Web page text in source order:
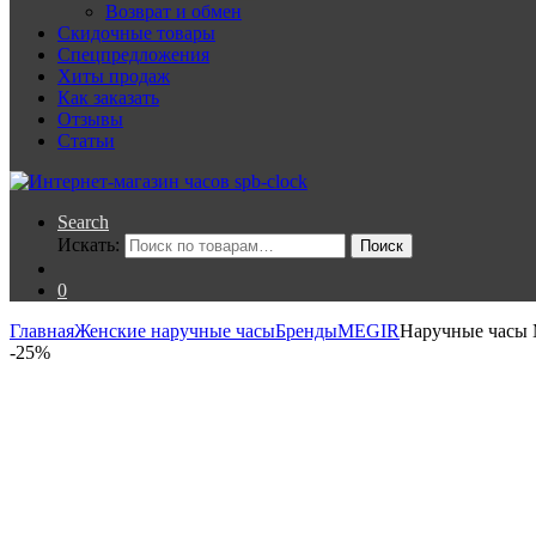
Возврат и обмен
Скидочные товары
Спецпредложения
Хиты продаж
Как заказать
Отзывы
Статьи
Search
Искать:
Поиск
0
ГлавнаяЖенские наручные часыБрендыMEGIRНаручные часы
-25%